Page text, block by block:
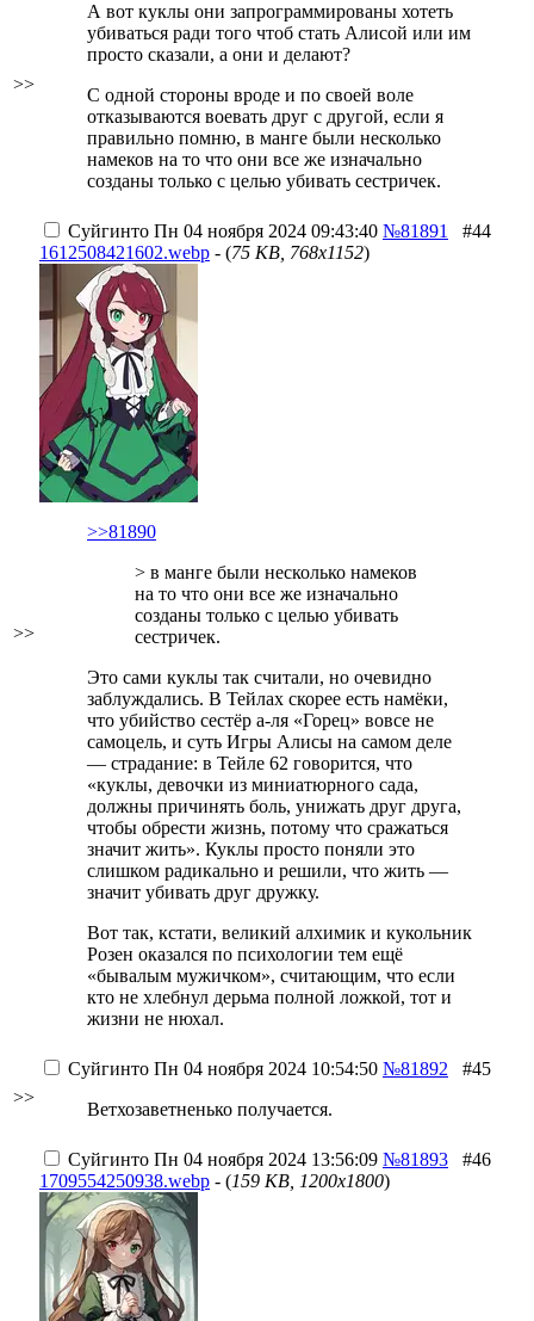
>>
А вот куклы они запрограммированы хотеть
убиваться ради того чтоб стать Алисой или им
просто сказали, а они и делают?
С одной стороны вроде и по своей воле
отказываются воевать друг с другой, если я
правильно помню, в манге были несколько
намеков на то что они все же изначально
созданы только с целью убивать сестричек.
>>
Суйгинто Пн 04 ноября 2024 09:43:40 №81891
#44
1612508421602.webp - (75 KB, 768x1152)
>>81890
> в манге были несколько намеков
на то что они все же изначально
созданы только с целью убивать
сестричек.
Это сами куклы так считали, но очевидно
заблуждались. В Тейлах скорее есть намёки,
что убийство сестёр а-ля «Горец» вовсе не
самоцель, и суть Игры Алисы на самом деле
— страдание: в Тейле 62 говорится, что
«куклы, девочки из миниатюрного сада,
должны причинять боль, унижать друг друга,
чтобы обрести жизнь, потому что сражаться
значит жить». Куклы просто поняли это
слишком радикально и решили, что жить —
значит убивать друг дружку.
Вот так, кстати, великий алхимик и кукольник
Розен оказался по психологии тем ещё
«бывалым мужичком», считающим, что если
кто не хлебнул дерьма полной ложкой, тот и
жизни не нюхал.
>>
Суйгинто Пн 04 ноября 2024 10:54:50 №81892
#45
Ветхозаветненько получается.
Суйгинто Пн 04 ноября 2024 13:56:09 №81893
#46
1709554250938.webp - (159 KB, 1200x1800)